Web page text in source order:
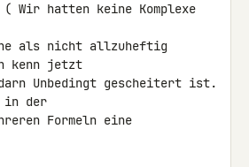
( Wir hatten keine Komplexe
als nicht allzuheftig
kenn jetzt
Unbedingt gescheitert ist.
in der
Formeln eine